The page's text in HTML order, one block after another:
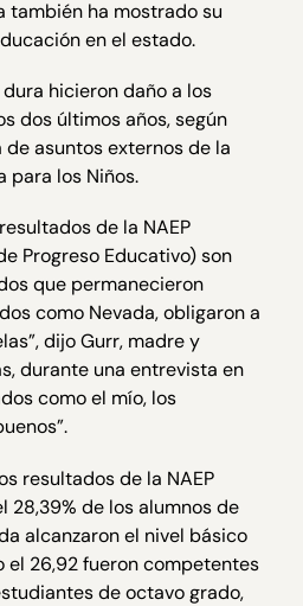
también ha mostrado su
en el estado.
hicieron daño a los
dos últimos años, según
asuntos externos de la
para los Niños.
de la NAEP
Progreso Educativo) son
que permanecieron
como Nevada, obligaron a
dijo Gurr, madre y
durante una entrevista en
como el mío, los
resultados de la NAEP
28,39% de los alumnos de
alcanzaron el nivel básico
el 26,92 fueron competentes
de octavo grado,